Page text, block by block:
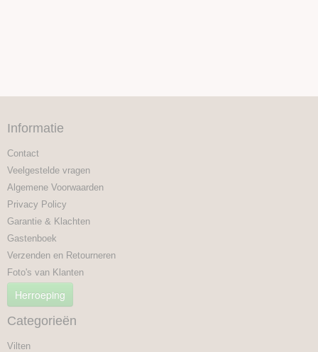
Informatie
Contact
Veelgestelde vragen
Algemene Voorwaarden
Privacy Policy
Garantie & Klachten
Gastenboek
Verzenden en Retourneren
Foto's van Klanten
Herroeping
Categorieën
Vilten